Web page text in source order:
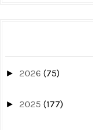
► 2026 (75)
► 2025 (177)